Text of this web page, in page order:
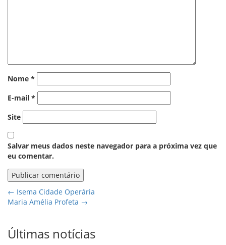
Nome *
E-mail *
Site
Salvar meus dados neste navegador para a próxima vez que
eu comentar.
← Isema Cidade Operária
Maria Amélia Profeta →
Últimas notícias